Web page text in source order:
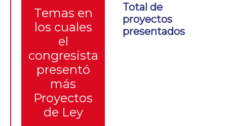
Temas en
los cuales
el
congresista
presentó
más
Proyectos
de Ley
Total de
proyectos
presentados